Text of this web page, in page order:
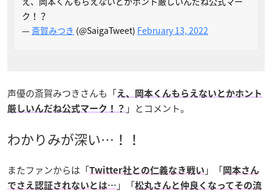
ク！？
— 斎賀みつき (@SaigaTweet) February 13, 2022
声優の斎賀みつきさんも「え、岡本くんもらえないとかホント
厳しいんだね公式マーク！？ 」とコメント。
わかりみが深い…！！
またファンからは「Twitter社との仁義なき戦い 」「 岡本さん
でさえ認証されないとは… 」「松丸さんと仲良くなってその流